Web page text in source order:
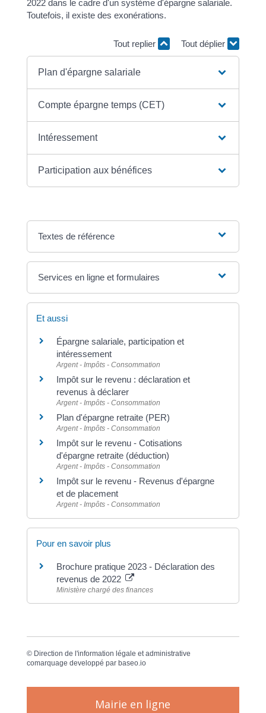
2022 dans le cadre d'un système d'épargne salariale.
Toutefois, il existe des exonérations.
Tout replier Tout déplier
Plan d'épargne salariale
Compte épargne temps (CET)
Intéressement
Participation aux bénéfices
Textes de référence
Services en ligne et formulaires
Et aussi
Épargne salariale, participation et
intéressement
Argent - Impôts - Consommation
Impôt sur le revenu : déclaration et
revenus à déclarer
Argent - Impôts - Consommation
Plan d'épargne retraite (PER)
Argent - Impôts - Consommation
Impôt sur le revenu - Cotisations
d'épargne retraite (déduction)
Argent - Impôts - Consommation
Impôt sur le revenu - Revenus d'épargne
et de placement
Argent - Impôts - Consommation
Pour en savoir plus
Brochure pratique 2023 - Déclaration des
revenus de 2022
Ministère chargé des finances
© Direction de l'information légale et administrative
comarquage developpé par baseo.io
Mairie en ligne